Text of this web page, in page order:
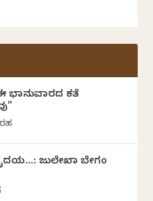
ಭಾನುವಾರದ ಕತೆ
ಜುಲೇಖಾ ಬೇಗಂ